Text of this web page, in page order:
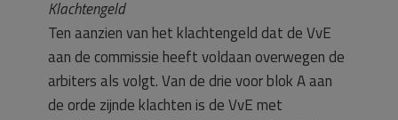
Klachtengeld
Ten aanzien van het klachtengeld dat de VvE
aan de commissie heeft voldaan overwegen de
arbiters als volgt. Van de drie voor blok A aan
de orde zijnde klachten is de VvE met